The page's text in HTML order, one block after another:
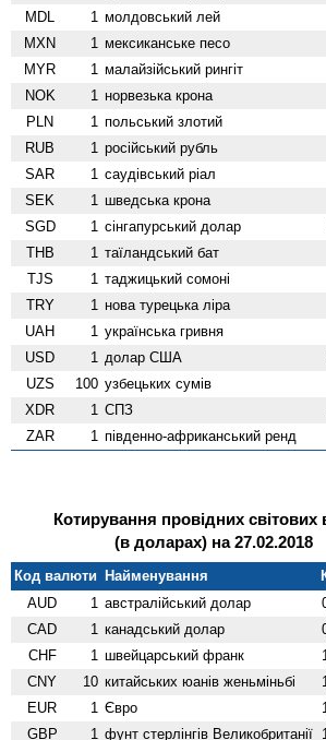
MDL 1 молдовський лей
MXN 1 мексиканське песо
MYR 1 малайзійський рингіт
NOK 1 норвезька крона
PLN 1 польський злотий
RUB 1 російський рубль
SAR 1 саудівський ріал
SEK 1 шведська крона
SGD 1 сінгапурський долар
THB 1 таїландський бат
TJS 1 таджицький сомоні
TRY 1 нова турецька ліра
UAH 1 українська гривня
USD 1 долар США
UZS 100 узбецьких сумів
XDR 1 СПЗ
ZAR 1 південно-африканський ренд
Котирування провідних
(в доларах) на 27.02.2018
Код валюти Найменування
AUD
1 австралійський долар
CAD 1 канадський долар
CHF 1 швейцарський франк
CNY 10 китайських юанів женьмiньбi
EUR 1 Євро
GBP 1 фунт стерлінгів Велико­британії